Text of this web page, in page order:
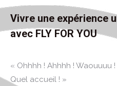
Vivre une expérience
avec FLY FOR YOU
« Ohhhh ! Ahhhh ! Waouuuu
Quel accueil ! »